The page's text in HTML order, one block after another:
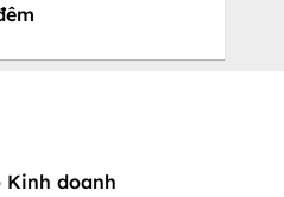
Kinh doanh